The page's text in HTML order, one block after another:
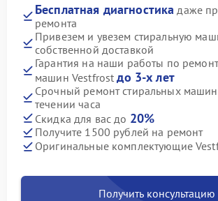
Бесплатная диагностика даже
ремонта
Привезем и увезем стиральную
собственной доставкой
Гарантия на наши работы по
машин Vestfrostдо 3-х лет
Срочный ремонт стиральных
течении часа
Скидка для вас до 20%
Получите 1500 рублей на ремонт
Оригинальные комплектующие
Получить консультацию